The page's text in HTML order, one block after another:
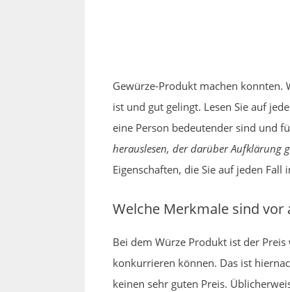
Gewürze-Produkt machen konnten.
ist und gut gelingt. Lesen Sie auf
eine Person bedeutender sind und
herauslesen, der darüber Aufklärung
Eigenschaften, die Sie auf jeden
Welche Merkmale sind vor
Bei dem Würze Produkt ist der
konkurrieren können. Das ist
keinen sehr guten Preis.